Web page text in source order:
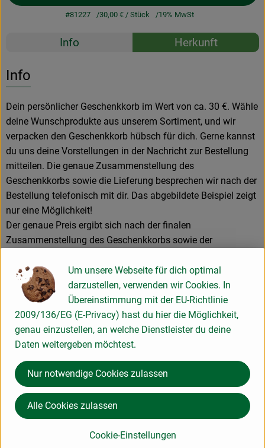
#81227 30,00 € / Stück 19% MwSt
Rezepte
Info Herkunft
Info
Dein persönlicher Geschenkkorb im Wert von ca. 30 €. Wähle
deine Wunschprodukte aus unserem Sortiment, und wir
verpacken den Geschenkkorb hübsch für dich. Gerne kannst
du uns deine Vorstellungen in der Nachricht zur Bestellung
mitteilen. Die genaue Zusammenstellung des
Geschenkkorbs sowie die Lieferung besprechen wir nach der
Bestellung telefonisch mit dir. Das abgebildete Beispiel zeigt
nur eine Möglichkeit!
Der genaue Preis ergibt sich nach der finalen
Zusammenstellung des Geschenkkorbs sowie der
Produktinformationen
Herkunft
Hier für unseren Newsletter anmelden und keine Infos
verpassen!
Um unsere Webseite für dich optimal
darzustellen, verwenden wir Cookies. In
Übereinstimmung mit der EU-Richtlinie
2009/136/EG (E-Privacy) hast du hier die Möglichkeit,
genau einzustellen, an welche Dienstleister du deine
Daten weitergeben möchtest.
Cookie-Einstellungen
Nur notwendige Cookies zulassen
Alle Cookies zulassen